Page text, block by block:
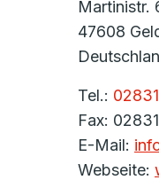
Martinistr.
47608
Tel.:
Fax:
E-Mail:
Webseite: